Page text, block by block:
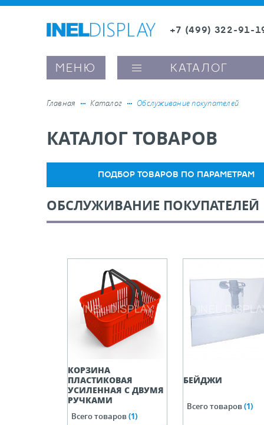
+7 (499) 322-91-
МЕНЮ КАТАЛОГ
ценникодержатели
полочного пространства
вывесок и шелфтокеры
рамки и аксессуары
напольные, подвесные, на полку
покупателей
Главная Каталог Обслуживание покупателей
КАТАЛОГ ТОВАРОВ
ПОДБОР ТОВАРОВ ПО ПАРАМЕТРАМ
ОБСЛУЖИВАНИЕ ПОКУПАТЕЛЕЙ
КОРЗИНА
ПЛАСТИКОВАЯ
УСИЛЕННАЯ C ДВУМЯ
РУЧКАМИ
Всего товаров(1)
БЕЙДЖИ
Всего товаров(1)